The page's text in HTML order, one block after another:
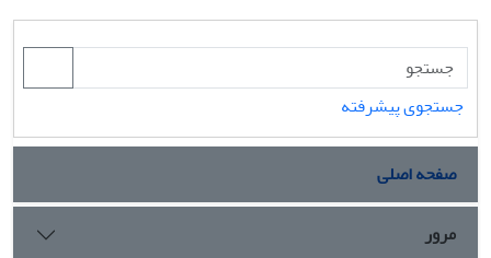
جستجوی پیشرفته
صفحه اصلی
مرور